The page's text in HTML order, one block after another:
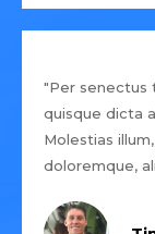
"Per senectus
quisque dicta
Molestias
doloremque,